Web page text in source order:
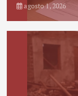
agosto 1, 2026